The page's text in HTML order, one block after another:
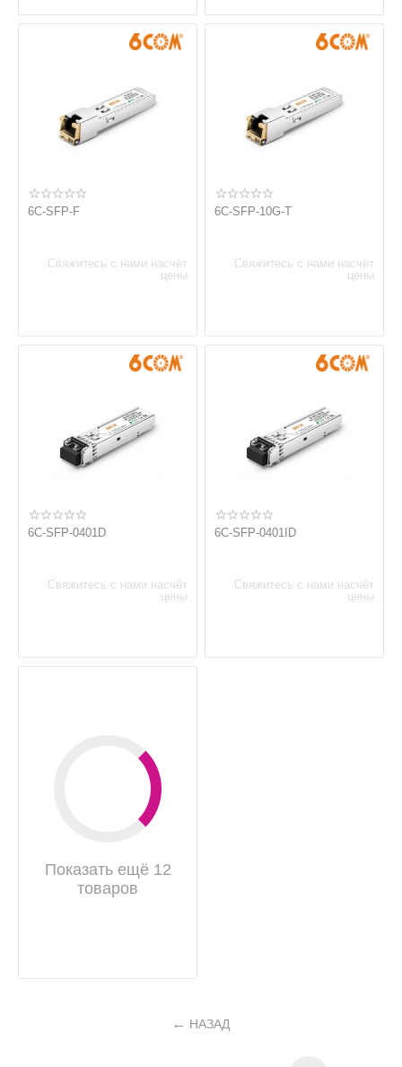
6C-SFP-F
Свяжитесь с нами насчёт
цены
6C-SFP-10G-T
Свяжитесь с нами насчёт
цены
6C-SFP-0401D
Свяжитесь с нами насчёт
цены
6C-SFP-0401ID
Свяжитесь с нами насчёт
цены
Показать ещё 12
товаров
НАЗАД